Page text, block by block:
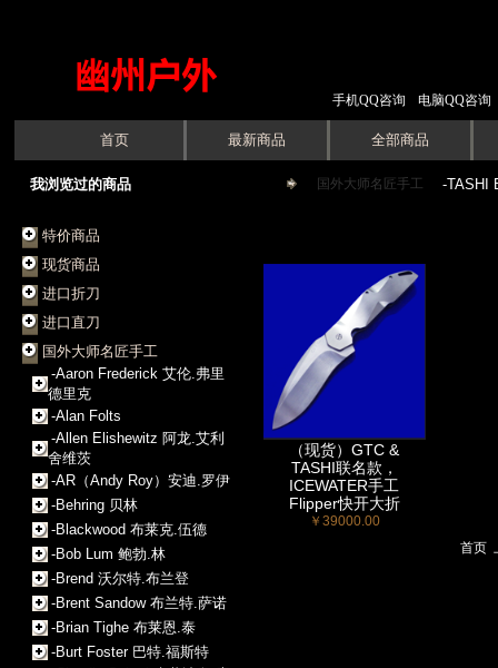
手机QQ咨询 电脑QQ咨询
首页 最新商品 全部商品
我浏览过的商品
特价商品
现货商品
进口折刀
进口直刀
国外大师名匠手工
-Aaron Frederick 艾伦.弗里
德里克
-Alan Folts
-Allen Elishewitz 阿龙.艾利
舍维茨
-AR（Andy Roy）安迪.罗伊
-Behring 贝林
-Blackwood 布莱克.伍德
-Bob Lum 鲍勃.林
-Brend 沃尔特.布兰登
-Brent Sandow 布兰特.萨诺
-Brian Tighe 布莱恩.泰
-Burt Foster 巴特.福斯特
国外大师名匠手工 -TASHI
（现货）GTC &
TASHI联名款，
ICEWATER手工
Flipper快开大折
￥39000.00
首页